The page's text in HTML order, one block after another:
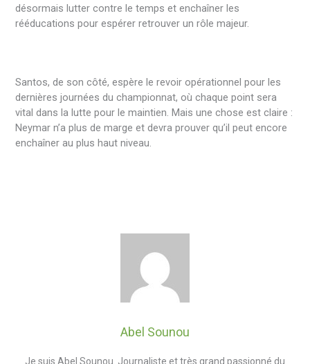
désormais lutter contre le temps et enchaîner les
rééducations pour espérer retrouver un rôle majeur.
Santos, de son côté, espère le revoir opérationnel pour les
dernières journées du championnat, où chaque point sera
vital dans la lutte pour le maintien. Mais une chose est claire :
Neymar n’a plus de marge et devra prouver qu’il peut encore
enchaîner au plus haut niveau.
Abel Sounou
Je suis Abel Sounou. Journaliste et très grand passionné du